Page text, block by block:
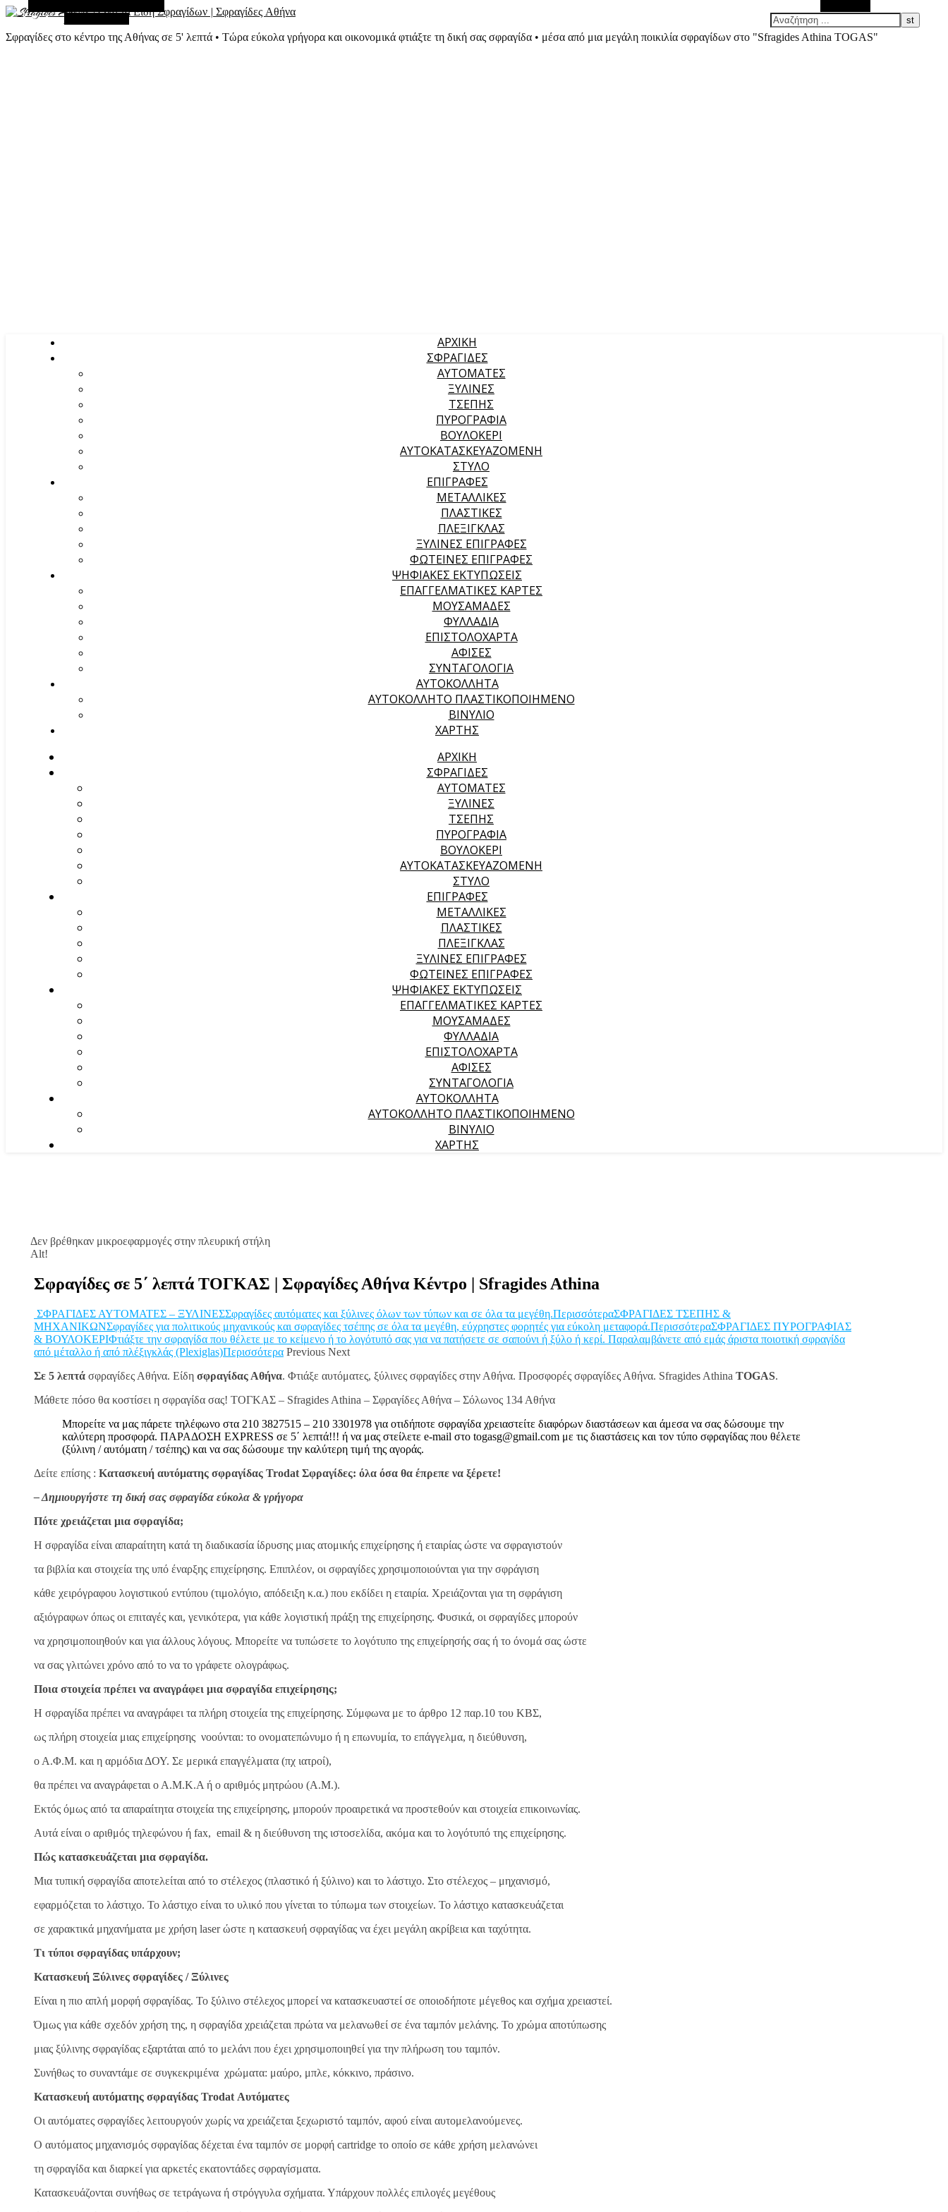
Σφραγίδες στο κέντρο της Αθήνας σε 5' λεπτά • Τώρα εύκολα γρήγορα και οικονομικά φτιάξτε τη δική σας σφραγίδα • μέσα από μια μεγάλη ποικιλία σφραγίδων στο "Sfragides Athina TOGAS"
Τυχαίο Άρθρο
ΑΡΧΙΚΉ
ΣΦΡΑΓΙΔΕΣ
ΑΥΤΟΜΑΤΕΣ
ΞΥΛΙΝΕΣ
ΤΣΕΠΗΣ
ΠΥΡΟΓΡΑΦΙΑ
ΒΟΥΛΟΚΕΡΙ
ΑΥΤΟΚΑΤΑΣΚΕΥΑΖΟΜΕΝΗ
ΣΤΥΛΟ
ΕΠΙΓΡΑΦΕΣ
ΜΕΤΑΛΛΙΚΕΣ
ΠΛΑΣΤΙΚΕΣ
ΠΛΕΞΙΓΚΛΑΣ
ΞΥΛΙΝΕΣ ΕΠΙΓΡΑΦΕΣ
ΦΩΤΕΙΝΕΣ ΕΠΙΓΡΑΦΕΣ
ΨΗΦΙΑΚΕΣ ΕΚΤΥΠΩΣΕΙΣ
ΕΠΑΓΓΕΛΜΑΤΙΚΕΣ ΚΑΡΤΕΣ
ΜΟΥΣΑΜΑΔΕΣ
ΦΥΛΛΑΔΙΑ
ΕΠΙΣΤΟΛΟΧΑΡΤΑ
ΑΦΙΣΕΣ
ΣΥΝΤΑΓΟΛΟΓΙΑ
ΑΥΤΟΚΟΛΛΗΤΑ
ΑΥΤΟΚΟΛΛΗΤΟ ΠΛΑΣΤΙΚΟΠΟΙΗΜΕΝΟ
ΒΙΝΥΛΙΟ
ΧΑΡΤΗΣ
ΑΡΧΙΚΉ
ΣΦΡΑΓΙΔΕΣ
ΑΥΤΟΜΑΤΕΣ
ΞΥΛΙΝΕΣ
ΤΣΕΠΗΣ
ΠΥΡΟΓΡΑΦΙΑ
ΒΟΥΛΟΚΕΡΙ
ΑΥΤΟΚΑΤΑΣΚΕΥΑΖΟΜΕΝΗ
ΣΤΥΛΟ
ΕΠΙΓΡΑΦΕΣ
ΜΕΤΑΛΛΙΚΕΣ
ΠΛΑΣΤΙΚΕΣ
ΠΛΕΞΙΓΚΛΑΣ
ΞΥΛΙΝΕΣ ΕΠΙΓΡΑΦΕΣ
ΦΩΤΕΙΝΕΣ ΕΠΙΓΡΑΦΕΣ
ΨΗΦΙΑΚΕΣ ΕΚΤΥΠΩΣΕΙΣ
ΕΠΑΓΓΕΛΜΑΤΙΚΕΣ ΚΑΡΤΕΣ
ΜΟΥΣΑΜΑΔΕΣ
ΦΥΛΛΑΔΙΑ
ΕΠΙΣΤΟΛΟΧΑΡΤΑ
ΑΦΙΣΕΣ
ΣΥΝΤΑΓΟΛΟΓΙΑ
ΑΥΤΟΚΟΛΛΗΤΑ
ΑΥΤΟΚΟΛΛΗΤΟ ΠΛΑΣΤΙΚΟΠΟΙΗΜΕΝΟ
ΒΙΝΥΛΙΟ
ΧΑΡΤΗΣ
Δεν βρέθηκαν μικροεφαρμογές στην πλευρική στήλη
Alt!
Σφραγίδες σε 5΄ λεπτά ΤΟΓΚΑΣ | Σφραγίδες Αθήνα Κέντρο | Sfragides Athina
ΣΦΡΑΓΙΔΕΣ ΑΥΤΟΜΑΤΕΣ – ΞΥΛΙΝΕΣΣφραγίδες αυτόματες και ξύλινες όλων των τύπων και σε όλα τα μεγέθη.ΠερισσότεραΣΦΡΑΓΙΔΕΣ ΤΣΕΠΗΣ &
ΜΗΧΑΝΙΚΩΝΣφραγίδες για πολιτικούς μηχανικούς και σφραγίδες τσέπης σε όλα τα μεγέθη, εύχρηστες φορητές για εύκολη μεταφορά.ΠερισσότεραΣΦΡΑΓΙΔΕΣ ΠΥΡΟΓΡΑΦΙΑΣ
& ΒΟΥΛΟΚΕΡΙΦτιάξτε την σφραγίδα που θέλετε με το κείμενο ή το λογότυπό σας για να πατήσετε σε σαπούνι ή ξύλο ή κερί. Παραλαμβάνετε από εμάς άριστα ποιοτική σφραγίδα
από μέταλλο ή από πλέξιγκλάς (Plexiglas)Περισσότερα Previous Next
Σε 5 λεπτά σφραγίδες Αθήνα. Είδη σφραγίδας Αθήνα. Φτιάξε αυτόματες, ξύλινες σφραγίδες στην Αθήνα. Προσφορές σφραγίδες Αθήνα. Sfragides Athina TOGAS.
Μάθετε πόσο θα κοστίσει η σφραγίδα σας! ΤΟΓΚΑΣ – Sfragides Athina – Σφραγίδες Αθήνα – Σόλωνος 134 Αθήνα
Μπορείτε να μας πάρετε τηλέφωνο στα 210 3827515 – 210 3301978 για οτιδήποτε σφραγίδα χρειαστείτε διαφόρων διαστάσεων και άμεσα να σας δώσουμε την
καλύτερη προσφορά. ΠΑΡΑΔΟΣΗ EXPRESS σε 5΄ λεπτά!!! ή να μας στείλετε e-mail στο togasg@gmail.com με τις διαστάσεις και τον τύπο σφραγίδας που θέλετε
(ξύλινη / αυτόματη / τσέπης) και να σας δώσουμε την καλύτερη τιμή της αγοράς.
Δείτε επίσης : Κατασκευή αυτόματης σφραγίδας Trodat Σφραγίδες: όλα όσα θα έπρεπε να ξέρετε!
– Δημιουργήστε τη δική σας σφραγίδα εύκολα & γρήγορα
Πότε χρειάζεται μια σφραγίδα;
H σφραγίδα είναι απαραίτητη κατά τη διαδικασία ίδρυσης μιας ατομικής επιχείρησης ή εταιρίας ώστε να σφραγιστούν
τα βιβλία και στοιχεία της υπό έναρξης επιχείρησης. Επιπλέον, οι σφραγίδες χρησιμοποιούνται για την σφράγιση
κάθε χειρόγραφου λογιστικού εντύπου (τιμολόγιο, απόδειξη κ.α.) που εκδίδει η εταιρία. Χρειάζονται για τη σφράγιση
αξιόγραφων όπως οι επιταγές και, γενικότερα, για κάθε λογιστική πράξη της επιχείρησης. Φυσικά, οι σφραγίδες μπορούν
να χρησιμοποιηθούν και για άλλους λόγους. Μπορείτε να τυπώσετε το λογότυπο της επιχείρησής σας ή το όνομά σας ώστε
να σας γλιτώνει χρόνο από το να το γράφετε ολογράφως.
Ποια στοιχεία πρέπει να αναγράφει μια σφραγίδα επιχείρησης;
Η σφραγίδα πρέπει να αναγράφει τα πλήρη στοιχεία της επιχείρησης. Σύμφωνα με το άρθρο 12 παρ.10 του ΚΒΣ,
ως πλήρη στοιχεία μιας επιχείρησης νοούνται: το ονοματεπώνυμο ή η επωνυμία, το επάγγελμα, η διεύθυνση,
ο Α.Φ.Μ. και η αρμόδια ΔΟΥ. Σε μερικά επαγγέλματα (πχ ιατροί),
θα πρέπει να αναγράφεται ο Α.Μ.Κ.Α ή ο αριθμός μητρώου (Α.Μ.).
Εκτός όμως από τα απαραίτητα στοιχεία της επιχείρησης, μπορούν προαιρετικά να προστεθούν και στοιχεία επικοινωνίας.
Αυτά είναι ο αριθμός τηλεφώνου ή fax, email & η διεύθυνση της ιστοσελίδα, ακόμα και το λογότυπό της επιχείρησης.
Πώς κατασκευάζεται μια σφραγίδα.
Μια τυπική σφραγίδα αποτελείται από το στέλεχος (πλαστικό ή ξύλινο) και το λάστιχο. Στο στέλεχος – μηχανισμό,
εφαρμόζεται το λάστιχο. Το λάστιχο είναι το υλικό που γίνεται το τύπωμα των στοιχείων. Το λάστιχο κατασκευάζεται
σε χαρακτικά μηχανήματα με χρήση laser ώστε η κατασκευή σφραγίδας να έχει μεγάλη ακρίβεια και ταχύτητα.
Τι τύποι σφραγίδας υπάρχουν;
Κατασκευή Ξύλινες σφραγίδες / Ξύλινες
Είναι η πιο απλή μορφή σφραγίδας. Το ξύλινο στέλεχος μπορεί να κατασκευαστεί σε οποιοδήποτε μέγεθος και σχήμα χρειαστεί.
Όμως για κάθε σχεδόν χρήση της, η σφραγίδα χρειάζεται πρώτα να μελανωθεί σε ένα ταμπόν μελάνης. Το χρώμα αποτύπωσης
μιας ξύλινης σφραγίδας εξαρτάται από το μελάνι που έχει χρησιμοποιηθεί για την πλήρωση του ταμπόν.
Συνήθως το συναντάμε σε συγκεκριμένα χρώματα: μαύρο, μπλε, κόκκινο, πράσινο.
Κατασκευή αυτόματης σφραγίδας Trodat Αυτόματες
Οι αυτόματες σφραγίδες λειτουργούν χωρίς να χρειάζεται ξεχωριστό ταμπόν, αφού είναι αυτομελανούμενες.
Ο αυτόματος μηχανισμός σφραγίδας δέχεται ένα ταμπόν σε μορφή cartridge το οποίο σε κάθε χρήση μελανώνει
τη σφραγίδα και διαρκεί για αρκετές εκατοντάδες σφραγίσματα.
Κατασκευάζονται συνήθως σε τετράγωνα ή στρόγγυλα σχήματα. Υπάρχουν πολλές επιλογές μεγέθους